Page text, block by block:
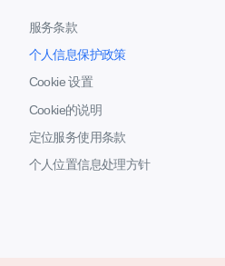
服务条款
个人信息保护政策
Cookie 设置
Cookie的说明
定位服务使用条款
个人位置信息处理方针